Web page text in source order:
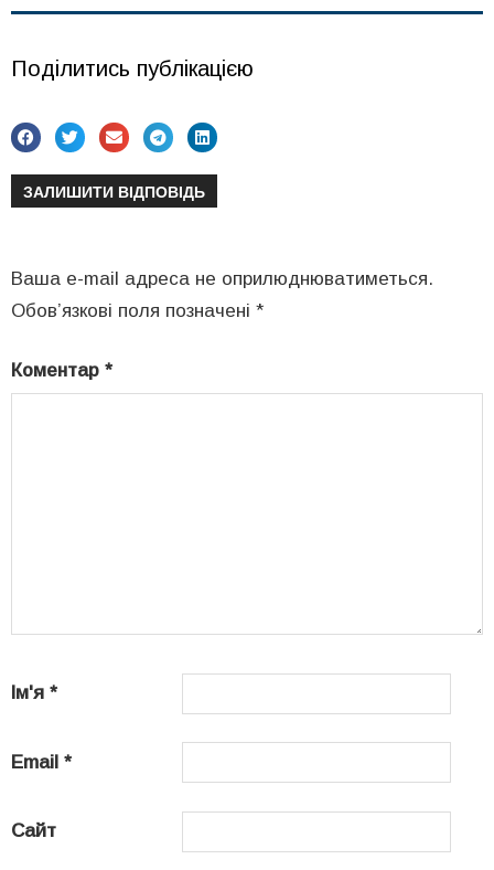
Поділитись публікацією
ЗАЛИШИТИ ВІДПОВІДЬ
Ваша e-mail адреса не оприлюднюватиметься.
Обов’язкові поля позначені *
Коментар *
Ім'я *
Email *
Сайт